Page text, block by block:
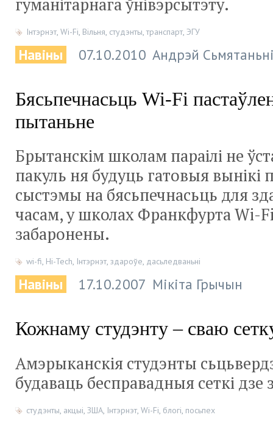
гуманітарнага ўнівэрсытэту.
Інтэрнэт, Wi-Fi, Вільня, студэнты,транспарт, ЭГУ
Навіны 07.10.2010 Андрэй
Бясьпечнасьць Wi-Fi
пытаньне
Брытанскім школам параілі не
пакуль ня будуць гатовыя вынікі
сыстэмы на бясьпечнасьць для
часам, у школах Франкфурта Wi-
забаронены.
wi-fi, Hi-Tech, Інтэрнэт, здароўе, дасьледваньні
Навіны 17.10.2007 Мікіта Грычын
Кожнаму студэнту – сваю
Амэрыканскія студэнты
будаваць бесправадныя сеткі дзе
студэнты акцыі ЗША Інтэрнэт Wi-Fi блогі посьпех